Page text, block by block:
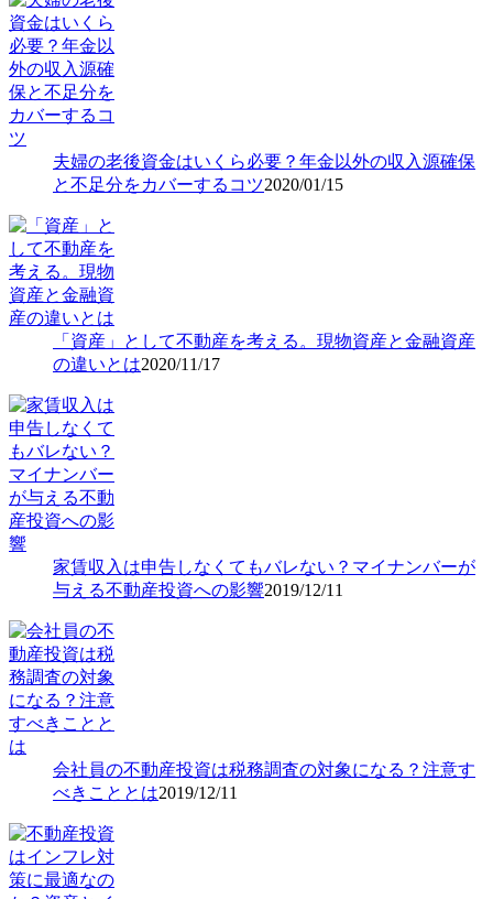
夫婦の老後資金はいくら必要？年金以外の収入源確保
と不足分をカバーするコツ2020/01/15
「資産」として不動産を考える。現物資産と金融資産
の違いとは2020/11/17
家賃収入は申告しなくてもバレない？マイナンバーが
与える不動産投資への影響2019/12/11
会社員の不動産投資は税務調査の対象になる？注意す
べきこととは2019/12/11